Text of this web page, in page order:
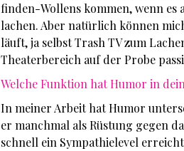
finden-Wollens kommen, wenn es
lachen. Aber natürlich können
läuft, ja selbst Trash TV zum
Theaterbereich auf der Probe
Welche Funktion hat Humor in
In meiner Arbeit hat Humor
er manchmal als Rüstung gegen
schnell ein Sympathielevel